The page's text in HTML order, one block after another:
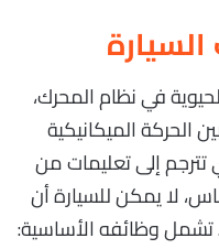
في نظام المحرك،
الميكانيكية
تترجم إلى تعليمات من
لا يمكن للسيارة أن
تشمل وظائفه الأساسية: